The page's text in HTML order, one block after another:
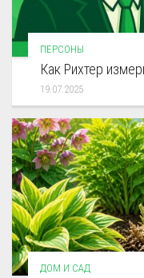
ПЕРСОНЫ
Как Рихтер
19.07.2025
ДОМ И САД